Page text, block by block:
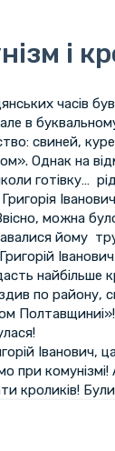
і
часів
в
свиней,
Однак на
готівку…
можна
йому
найбільше
по району,
Іванович,
при
кроликів!